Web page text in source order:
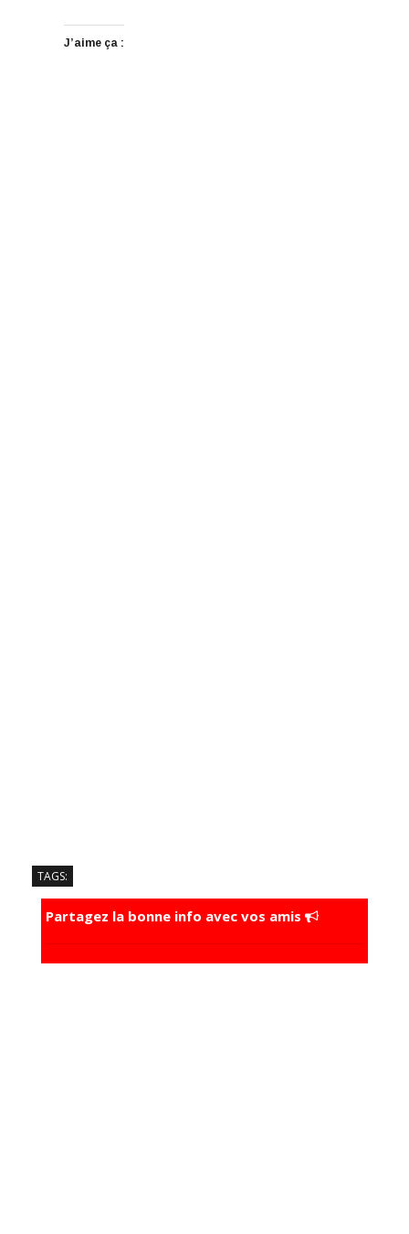
J’aime ça :
TAGS:
Partagez la bonne info avec vos amis